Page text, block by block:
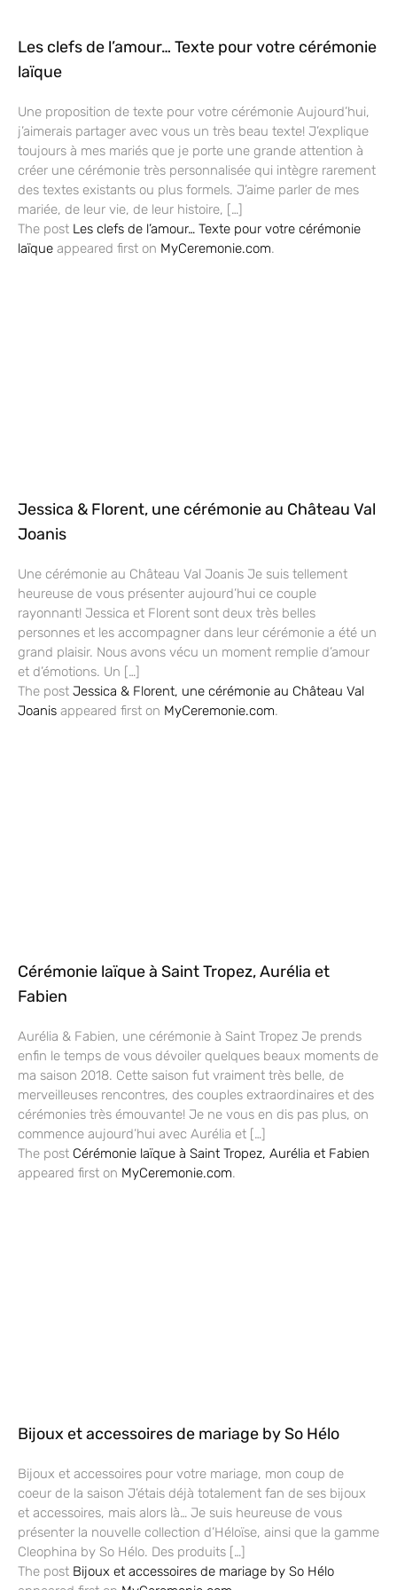
Les clefs de l’amour… Texte pour votre cérémonie
laïque
Une proposition de texte pour votre cérémonie Aujourd’hui,
j’aimerais partager avec vous un très beau texte! J’explique
toujours à mes mariés que je porte une grande attention à
créer une cérémonie très personnalisée qui intègre rarement
des textes existants ou plus formels. J’aime parler de mes
mariée, de leur vie, de leur histoire, […]
The post Les clefs de l’amour… Texte pour votre cérémonie
laïque appeared first on MyCeremonie.com.
Jessica & Florent, une cérémonie au Château Val
Joanis
Une cérémonie au Château Val Joanis Je suis tellement
heureuse de vous présenter aujourd’hui ce couple
rayonnant! Jessica et Florent sont deux très belles
personnes et les accompagner dans leur cérémonie a été un
grand plaisir. Nous avons vécu un moment remplie d’amour
et d’émotions. Un […]
The post Jessica & Florent, une cérémonie au Château Val
Joanis appeared first on MyCeremonie.com.
Cérémonie laïque à Saint Tropez, Aurélia et
Fabien
Aurélia & Fabien, une cérémonie à Saint Tropez Je prends
enfin le temps de vous dévoiler quelques beaux moments de
ma saison 2018. Cette saison fut vraiment très belle, de
merveilleuses rencontres, des couples extraordinaires et des
cérémonies très émouvante! Je ne vous en dis pas plus, on
commence aujourd’hui avec Aurélia et […]
The post Cérémonie laïque à Saint Tropez, Aurélia et Fabien
appeared first on MyCeremonie.com.
Bijoux et accessoires de mariage by So Hélo
Bijoux et accessoires pour votre mariage, mon coup de
coeur de la saison J’étais déjà totalement fan de ses bijoux
et accessoires, mais alors là… Je suis heureuse de vous
présenter la nouvelle collection d’Héloïse, ainsi que la gamme
Cleophina by So Hélo. Des produits […]
The post Bijoux et accessoires de mariage by So Hélo